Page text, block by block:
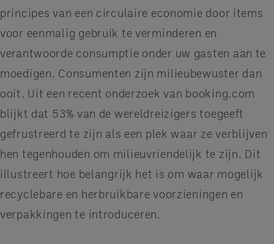
principes van een circulaire economie door items
voor eenmalig gebruik te verminderen en
verantwoorde consumptie onder uw gasten aan te
moedigen. Consumenten zijn milieubewuster dan
ooit. Uit een recent onderzoek van booking.com
blijkt dat 53% van de wereldreizigers toegeeft
gefrustreerd te zijn als een plek waar ze verblijven
hen tegenhouden om milieuvriendelijk te zijn. Dit
illustreert hoe belangrijk het is om waar mogelijk
recyclebare en herbruikbare voorzieningen en
verpakkingen te introduceren.